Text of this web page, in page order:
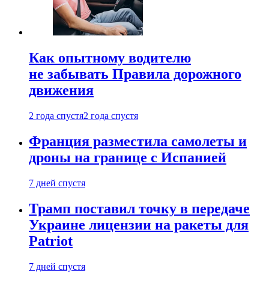
Как опытному водителю
не забывать Правила дорожного
движения
2 года спустя2 года спустя
Франция разместила самолеты и
дроны на границе с Испанией
7 дней спустя
Трамп поставил точку в передаче
Украине лицензии на ракеты для
Patriot
7 дней спустя